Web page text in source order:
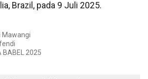
Brazil, pada 9 Juli 2025.
Mawangi
2025